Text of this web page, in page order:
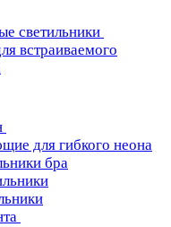
светильники
встраиваемого
для гибкого неона
бра